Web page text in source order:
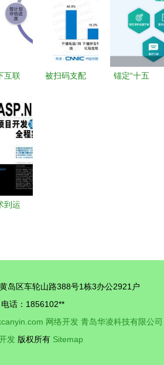
互联
们应
创业
被扫码支配
锚定“十五
到运
亲子
台的
岛区车轮山路388号1栋3办公2921户
电话：1856102**
网络开发 青岛华凌科技有限公司
发 版权所有 Sitemap